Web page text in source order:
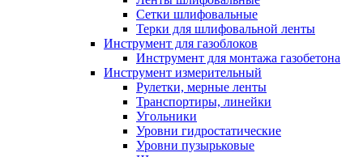
Сетки шлифовальные
Терки для шлифовальной ленты
Инструмент для газоблоков
Инструмент для монтажа газобетона
Инструмент измерительный
Рулетки, мерные ленты
Транспортиры, линейки
Угольники
Уровни гидростатические
Уровни пузырьковые